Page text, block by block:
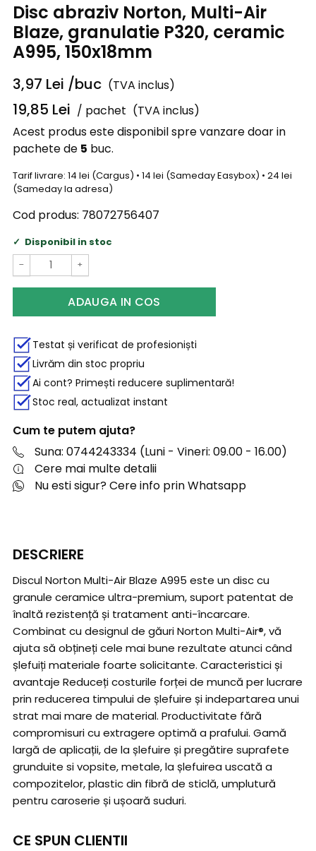
Disc abraziv Norton, Multi-Air
Blaze, granulatie P320, ceramic
A995, 150x18mm
3,97 Lei /buc (TVA inclus)
19,85 Lei / pachet (TVA inclus)
Acest produs este disponibil spre vanzare doar in
pachete de 5 buc.
Tarif livrare: 14 lei (Cargus) • 14 lei (Sameday Easybox) • 24 lei
(Sameday la adresa)
Cod produs: 78072756407
Disponibil in stoc
− +
ADAUGA IN COS
Testat și verificat de profesioniști
Livrăm din stoc propriu
Ai cont? Primești reducere suplimentară!
Stoc real, actualizat instant
Cum te putem ajuta?
Suna: 0744243334 (Luni - Vineri: 09.00 - 16.00)
Cere mai multe detalii
Nu esti sigur? Cere info prin Whatsapp
DESCRIERE
Discul Norton Multi-Air Blaze A995 este un disc cu
granule ceramice ultra-premium, suport patentat de
înaltă rezistență și tratament anti-încarcare.
Combinat cu designul de găuri Norton Multi-Air®, vă
ajuta să obțineți cele mai bune rezultate atunci când
șlefuiți materiale foarte solicitante. Caracteristici și
avantaje Reduceți costurile forței de muncă per lucrare
prin reducerea timpului de șlefuire și indepartarea unui
strat mai mare de material. Productivitate fără
compromisuri cu extragere optimă a prafului. Gamă
largă de aplicații, de la șlefuire și pregătire suprafete
grunduite si vopsite, metale, la șlefuirea uscată a
compozitelor, plastic din fibră de sticlă, umplutură
pentru caroserie și ușoară suduri.
CE SPUN CLIENTII